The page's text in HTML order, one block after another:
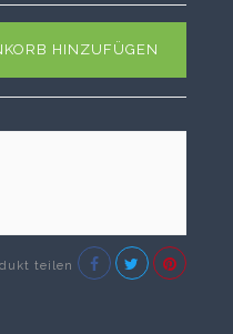
HINZUFÜGEN
teilen